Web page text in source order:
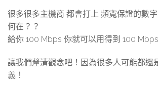
很多很多主機商 都會打上 頻寬保證的數
何在？？
給你 100 Mbps 你就可以用得到 100
讓我們釐清觀念吧！因為很多人可能都還
義！